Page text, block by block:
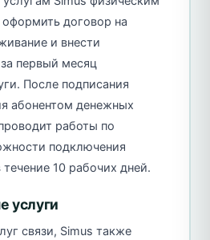
договор на
и внести
первый месяц
После подписания
абонентом денежных
работы по
подключения
течение 10 рабочих дней.
услуги
связи, Simus также